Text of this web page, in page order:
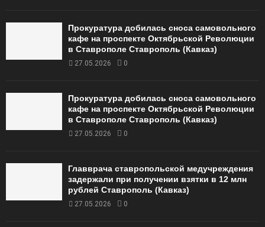
Прокуратура добилась сноса самовольного
кафе на проспекте Октябрьской Революции
в Ставрополе Ставрополь (Кавказ)
27.05.2026 0
Прокуратура добилась сноса самовольного
кафе на проспекте Октябрьской Революции
в Ставрополе Ставрополь (Кавказ)
27.05.2026 0
Главврача ставропольской медучреждения
задержали при получении взятки в 12 млн
рублей Ставрополь (Кавказ)
27.05.2026 0